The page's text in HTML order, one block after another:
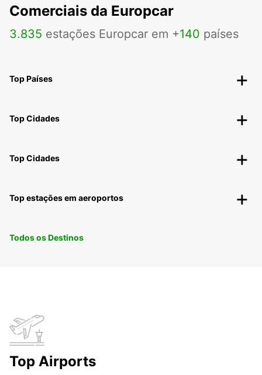
Comerciais da Europcar
3.835 estações Europcar em +140 países
Top Países
Top Cidades
Top Cidades
Top estações em aeroportos
Todos os Destinos
Top Airports